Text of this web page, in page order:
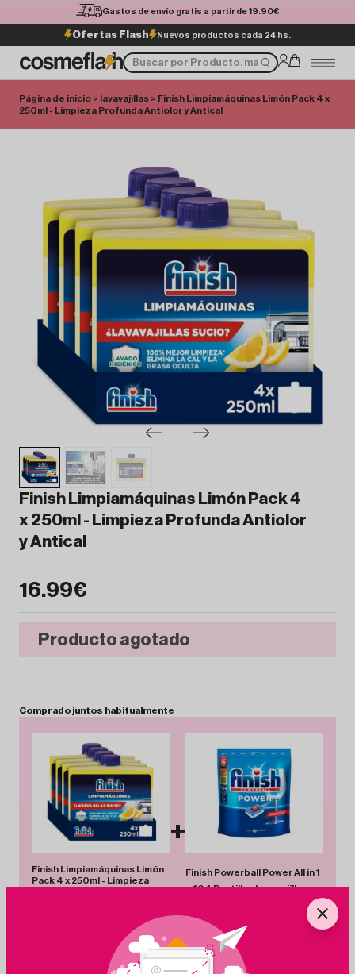
Gastos de envío gratis a partir de 19.90€
Ofertas Flash Nuevos productos cada 24 hs.
Página de inicio > lavavajillas > Finish Limpiamáquinas Limón Pack 4 x
250ml - Limpieza Profunda Antiolor y Antical
Finish Limpiamáquinas Limón Pack 4
x 250ml - Limpieza Profunda Antiolor
y Antical
16.99€
Producto agotado
Comprado juntos habitualmente
Finish Limpiamáquinas Limón
Pack 4 x 250ml - Limpieza
+
Finish Powerball Power All in 1
– 104 Pastillas Lavavajillas
Total 33.88 € Añadir Pack